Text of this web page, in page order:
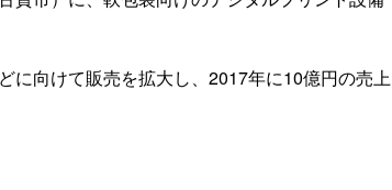
に向けて販売を拡大し、2017年に10億円の売上